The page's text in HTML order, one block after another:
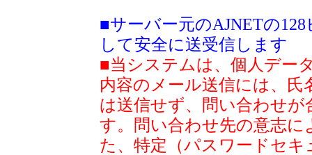
■サーバー元のAJNETの
して安全に送受信します
■当システムは、個人デー
内容のメール送信には、
は送信せず、問い合わせ
す。問い合わせ先の意志
た、特定（パスワードセ